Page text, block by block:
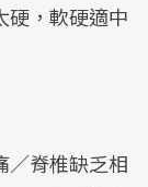
硬，軟硬適中
／脊椎缺乏相